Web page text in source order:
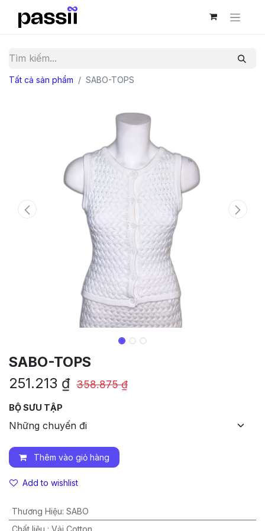
Tất cả sản phẩm SABO-TOPS
SABO-TOPS
251.213 ₫ 358.875₫
BỘ SƯU TẬP
Thêm vào giỏ hàng
Add to wishlist
Thương Hiệu: SABO
Chất liệu : Vải Cotton